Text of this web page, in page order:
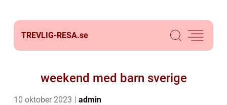
TREVLIG-RESA.se
weekend med barn sverige
10 oktober 2023 admin